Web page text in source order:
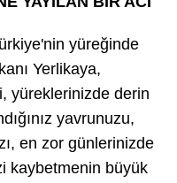
yüreğinde
Yerlikaya,
yüreklerinizde derin
yavrunuzu,
en zor günlerinizde
kaybetmenin büyük